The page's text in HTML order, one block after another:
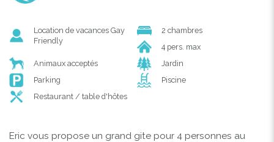
Location de vacances Gay
Friendly
2 chambres
4 pers. max
Animaux acceptés
Jardin
Parking
Piscine
Restaurant / table d'hôtes
Eric vous propose un grand gite pour 4 personnes au